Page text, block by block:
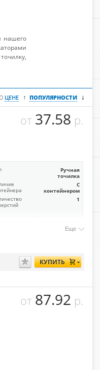
нашего
ЦЕНЕ ↑ ПОПУЛЯРНОСТИ ↓
от 37.58 р.
Ручная
точилка
С
контейнером
1
Еще
КУПИТЬ
от 87.92 р.